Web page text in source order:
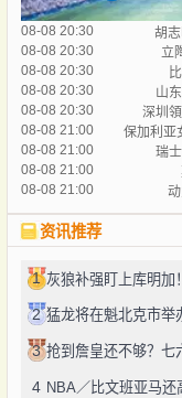
08-08 20:30 胡
08-08 20:30
立
08-08 20:30
08-08 20:30
山
08-08 20:30
深圳
08-08 21:00
保加利亚
08-08 21:00
瑞
08-08 21:00
08-08 21:00
资讯推荐
1 灰狼补强盯上库明加
2 猛龙将在魁北克市举
3 抢到詹皇还不够？七
4